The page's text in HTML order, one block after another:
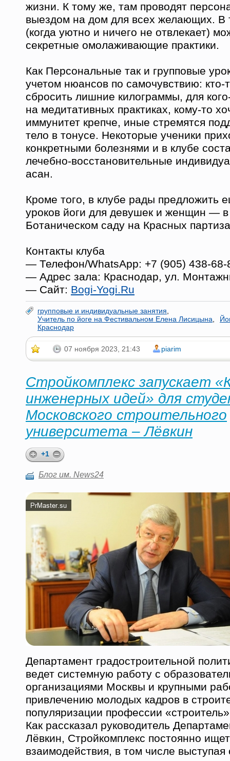
жизни. К тому же, там проводят
выездом на дом для всех желающих. В
(когда уютно и ничего не отвлекает)
секретные омолаживающие практики.
Как Персональные так и групповые
учетом нюансов по самочувствию: кто-
сбросить лишние килограммы, для
на медитативных практиках, кому-то
иммунитет крепче, иные стремятся
тело в тонусе. Некоторые ученики
конкретными болезнями и в клубе
лечебно-восстановительные
асан.
Кроме того, в клубе рады предложить
уроков йоги для девушек и женщин — в
Ботаническом саду на Красных
Контакты клуба
— Телефон/WhatsApp: +7 (905) 438-68-
— Адрес зала: Краснодар, ул.
— Сайт: Bogi-Yogi.Ru
групповые и индивидуальные занятия
Учитель по йоге на Фестивальном Елена Лисицына
Краснодар
07 ноября 2023, 21:43 piarim
Стройкомплекс запускает
инженерных идей» для
Московского строительного
университета – Лёвкин
+1
Блог им. News24
Департамент градостроительной
ведет системную работу с
организациями Москвы и крупными
привлечению молодых кадров в
популяризации профессии
Как рассказал руководитель
Лёвкин, Стройкомплекс постоянно
взаимодействия, в том числе выступая